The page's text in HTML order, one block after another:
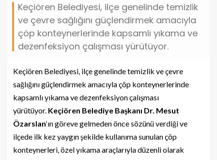
Keçiören Belediyesi, ilçe genelinde temizlik
ve çevre sağlığını güçlendirmek amacıyla
çöp konteynerlerinde kapsamlı yıkama ve
dezenfeksiyon çalışması yürütüyor.
Keçiören Belediyesi, ilçe genelinde temizlik ve çevre
sağlığını güçlendirmek amacıyla çöp konteynerlerinde
kapsamlı yıkama ve dezenfeksiyon çalışması
yürütüyor. Keçiören Belediye Başkanı Dr. Mesut
Özarslan‘ın göreve gelmeden önce sözünü verdiği ve
ilçede ilk kez yaygın şekilde kullanıma sunulan çöp
konteynerleri, özel yıkama araçlarıyla düzenli olarak